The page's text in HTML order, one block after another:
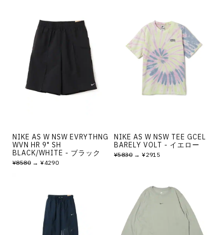
NIKE AS W NSW EVRYTHNG
WVN HR 9" SH
BLACK/WHITE - ブラック
¥8580 → ¥4290
NIKE AS W NSW TEE GCEL
BARELY VOLT - イエロー
¥5830 → ¥2915